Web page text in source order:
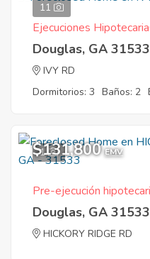
11
Ejecuciones
Douglas, GA 31533
IVY RD
Dormitorios: 3 Baños: 2
1
$131,800 EMV
Pre-ejecución
Douglas, GA 31533
HICKORY RIDGE RD